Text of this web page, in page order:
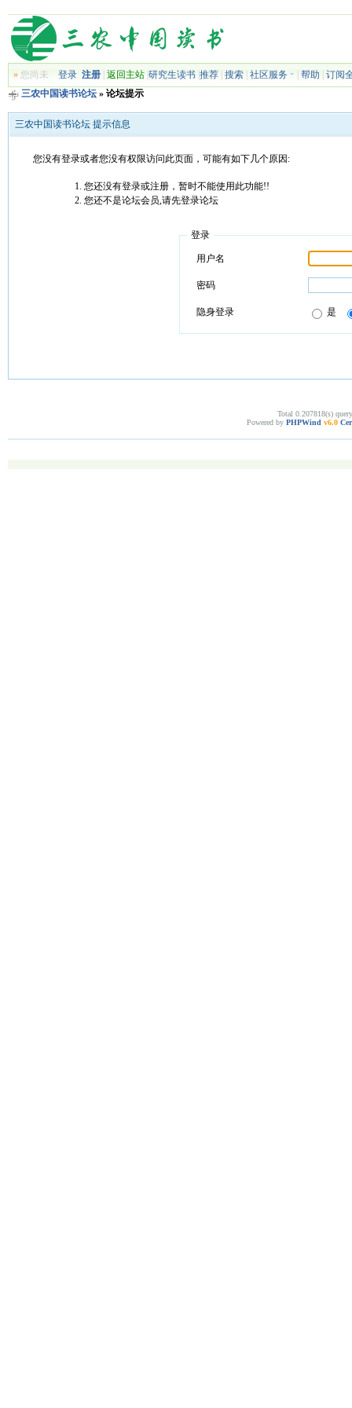
»您尚未 登录 注册| 返回主站| 研究生读书| 推荐| 搜索| 社区服务 帮助
订阅
三农中国读书论坛» 论坛提示
三农中国读书论坛 提示信息
您没有登录或者您没有权限访问此页面，可能有如下几个原因:
您还没有登录或注册，暂时不能使用此功能!!
您还不是论坛会员,请先登录论坛
登录
用户名
密码
隐身登录 是
Total 0.207818(s)
Powered by PHPWind v6.0